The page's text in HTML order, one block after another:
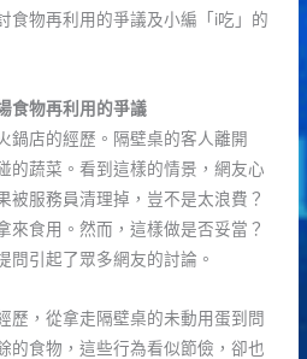
食物再利用的爭議及小編「i吃」的
食物再利用的爭議
鍋店的經歷。隔壁桌的客人離開
的蔬菜。看到這樣的情景，網友心
被服務員清理掉，豈不是太浪費？
來食用。然而，這樣做是否妥當？
問引起了眾多網友的討論。
歷，從拿走隔壁桌的未動用蛋到問
的食物，這些行為看似節儉，卻也